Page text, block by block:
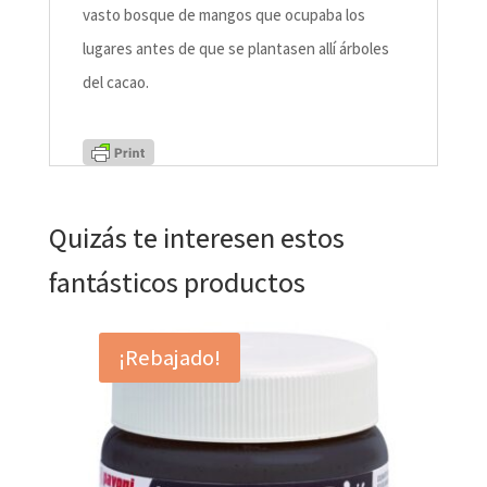
vasto bosque de mangos que ocupaba los
lugares antes de que se plantasen allí árboles
del cacao.
Quizás te interesen estos
fantásticos productos
¡Rebajado!